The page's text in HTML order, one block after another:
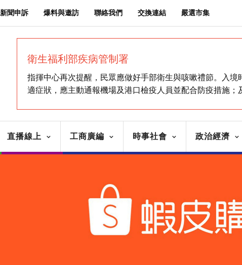
新聞申訴 爆料與邀訪 聯絡我們 交換連結 嚴選市集
衛生福利部疾病管制署
指揮中心再次提醒，民眾應做好手部衛生與咳嗽禮節。入境
適症狀，應主動通報機場及港口檢疫人員並配合防疫措施；
直播線上 工商廣編 時事社會 政治經濟